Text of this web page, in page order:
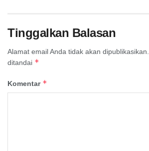
Tinggalkan Balasan
Alamat email Anda tidak akan dipublikasikan.
ditandai *
Komentar *